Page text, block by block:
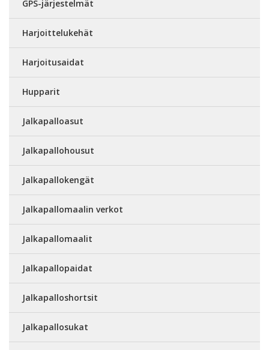
GPS-järjestelmät
Harjoittelukehät
Harjoitusaidat
Hupparit
Jalkapalloasut
Jalkapallohousut
Jalkapallokengät
Jalkapallomaalin verkot
Jalkapallomaalit
Jalkapallopaidat
Jalkapalloshortsit
Jalkapallosukat